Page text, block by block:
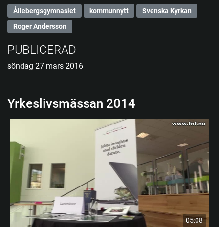
Ållebergsgymnasiet kommunnytt
Svenska Kyrkan
Roger Andersson
PUBLICERAD
söndag 27 mars 2016
Yrkeslivsmässan 2014
05:08